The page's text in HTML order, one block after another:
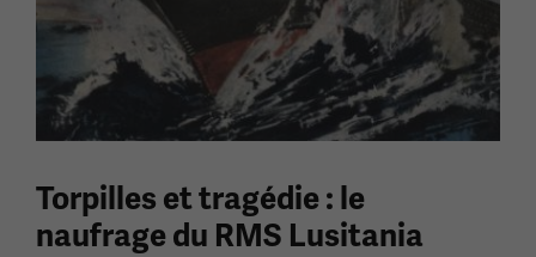
Torpilles et tragédie : le
naufrage du RMS Lusitania